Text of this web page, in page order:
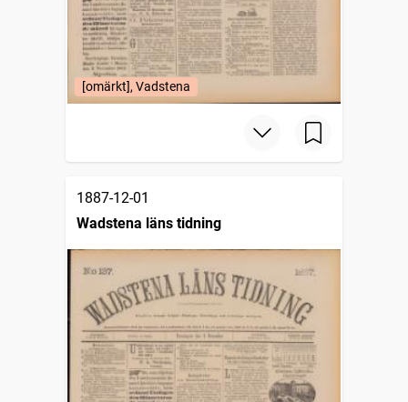
[omärkt], Vadstena
1887-12-01
Wadstena läns tidning